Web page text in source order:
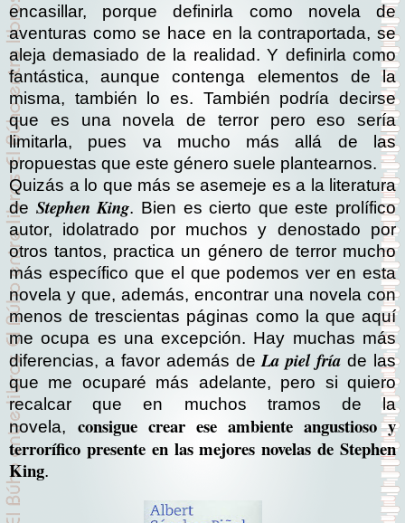
encasillar, porque definirla como novela de
aventuras como se hace en la contraportada, se
aleja demasiado de la realidad. Y definirla como
fantástica, aunque contenga elementos de la
misma, también lo es. También podría decirse
que es una novela de terror pero eso sería
limitarla, pues va mucho más allá de las
propuestas que este género suele plantearnos.
Quizás a lo que más se asemeje es a la literatura
de Stephen King. Bien es cierto que este prolífico
autor, idolatrado por muchos y denostado por
otros tantos, practica un género de terror mucho
más específico que el que podemos ver en esta
novela y que, además, encontrar una novela con
menos de trescientas páginas como la que aquí
me ocupa es una excepción. Hay muchas más
diferencias, a favor además de La piel fría de las
que me ocuparé más adelante, pero si quiero
recalcar que en muchos tramos de la
novela,
consigue crear ese ambiente angustioso y
terrorífico presente en las mejores novelas de Stephen
King.